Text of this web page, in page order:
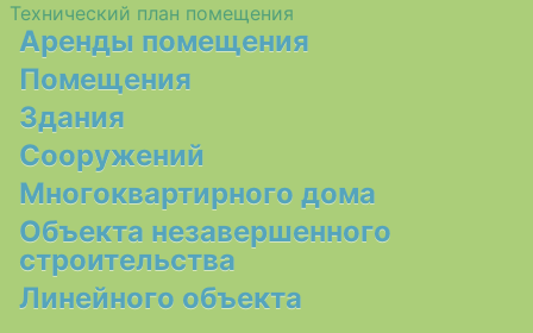
Технический план помещения
Аренды помещения
Помещения
Здания
Сооружений
Многоквартирного дома
Объекта незавершенного
строительства
Линейного объекта